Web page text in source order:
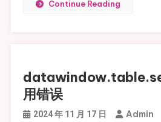
Continue Reading
用错误
2024 年 11 月 17 日 Admin